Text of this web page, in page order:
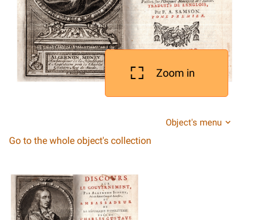
Zoom in
Object's menu
Go to the whole object's collection